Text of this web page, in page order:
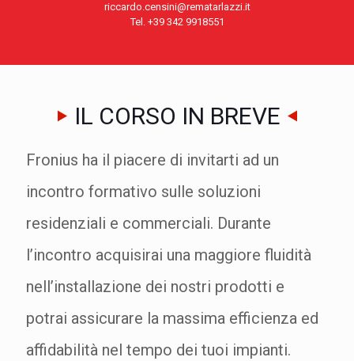
riccardo.censini@rematarlazzi.it
Tel. +39 342 9918551
IL CORSO IN BREVE
Fronius ha il piacere di invitarti ad un
incontro formativo sulle soluzioni
residenziali e commerciali. Durante
l’incontro acquisirai una maggiore fluidità
nell’installazione dei nostri prodotti e
potrai assicurare la massima efficienza ed
affidabilità nel tempo dei tuoi impianti.